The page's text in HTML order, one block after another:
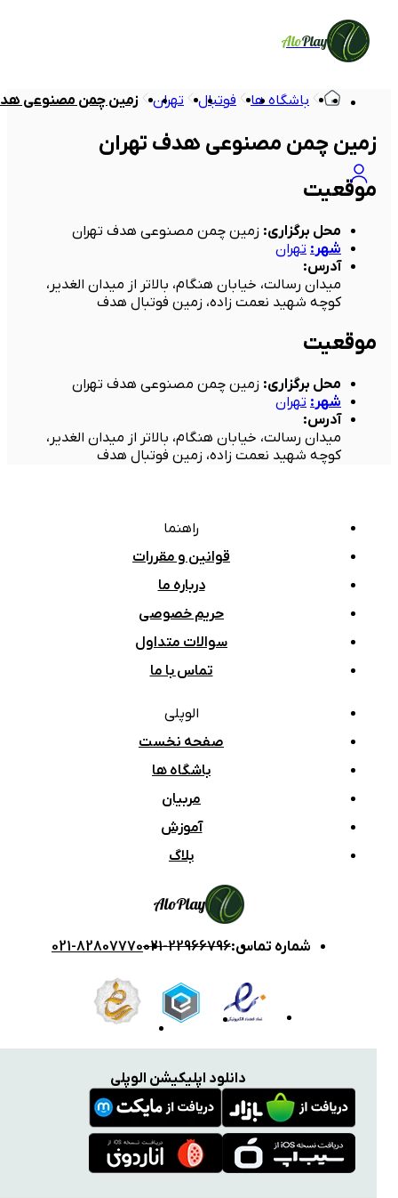
AloPlay
باشگاه ها فوتبال تهران زمین چمن مصنوعی
زمین چمن مصنوعی هدف تهران
موقعیت
محل برگزاری: زمین چمن مصنوعی هدف تهران
شهر : تهران
آدرس:
میدان رسالت، خیابان هنگام، بالاتر از میدان الغدیر،
کوچه شهید نعمت زاده، زمین فوتبال هدف
موقعیت
محل برگزاری: زمین چمن مصنوعی هدف تهران
شهر : تهران
آدرس:
میدان رسالت، خیابان هنگام، بالاتر از میدان الغدیر،
کوچه شهید نعمت زاده، زمین فوتبال هدف
راهنما
قوانین و مقررات
درباره ما
حریم خصوصی
سوالات متداول
تماس با ما
الوپلی
صفحه نخست
باشگاه ها
مربیان
آموزش
بلاگ
AloPlay
شماره تماس:
021-22966796
021-82807770
دانلود اپلیکیشن الوپلی